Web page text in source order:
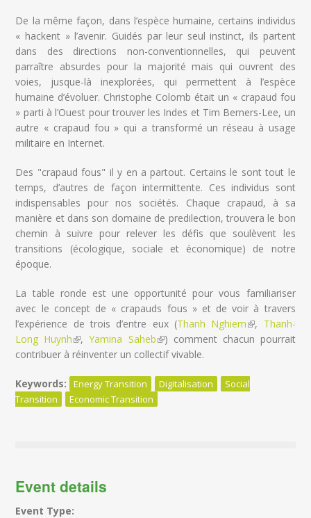
De la même façon, dans l’espèce humaine, certains individus
« hackent » l’avenir. Guidés par leur seul instinct, ils partent
dans des directions non-conventionnelles, qui peuvent
parraître absurdes pour la majorité mais qui ouvrent des
voies, jusque-là inexplorées, qui permettent à l’espèce
humaine d’évoluer. Christophe Colomb était un « crapaud fou
» parti à l’Ouest pour trouver les Indes et Tim Berners-Lee, un
autre « crapaud fou » qui a transformé un réseau à usage
militaire en Internet.
Des "crapaud fous" il y en a partout. Certains le sont tout le
temps, d’autres de façon intermittente. Ces individus sont
indispensables pour nos sociétés. Chaque crapaud, à sa
manière et dans son domaine de predilection, trouvera le bon
chemin à suivre pour relever les défis que soulèvent les
transitions (écologique, sociale et économique) de notre
époque.
La table ronde est une opportunité pour vous familiariser
avec le concept de « crapauds fous » et de voir à travers
l’expérience de trois d’entre eux (Thanh Nghiem(link is
external)
, Thanh-
Long Huynh(link is external)
,Yamina Saheb(link is external)
) comment chacun pourrait
contribuer à réinventer un collectif vivable.
Keywords: Energy Transition Digitalisation
Social
Transition
Economic Transition
Event details
Event Type: